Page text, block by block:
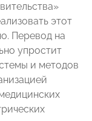
этот
Перевод на
упростит
и методов